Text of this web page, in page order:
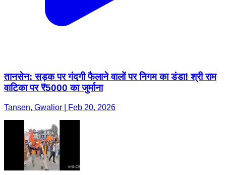
तानसेन: सड़क पर गंदगी फैलाने वालों पर निगम का डंडा! श्री राम
वाटिका पर ₹5000 का जुर्माना
Tansen, Gwalior | Feb 20, 2026